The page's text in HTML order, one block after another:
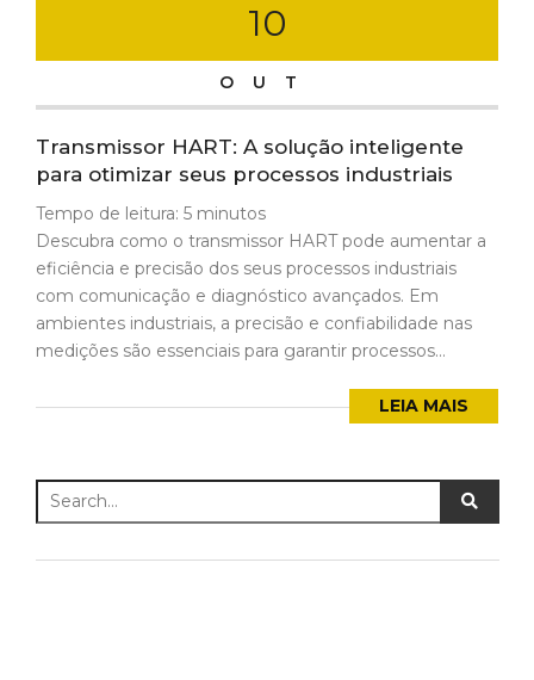
10
OUT
Transmissor HART: A solução inteligente
para otimizar seus processos industriais
Tempo de leitura: 5 minutos
Descubra como o transmissor HART pode aumentar a
eficiência e precisão dos seus processos industriais
com comunicação e diagnóstico avançados. Em
ambientes industriais, a precisão e confiabilidade nas
medições são essenciais para garantir processos...
LEIA MAIS